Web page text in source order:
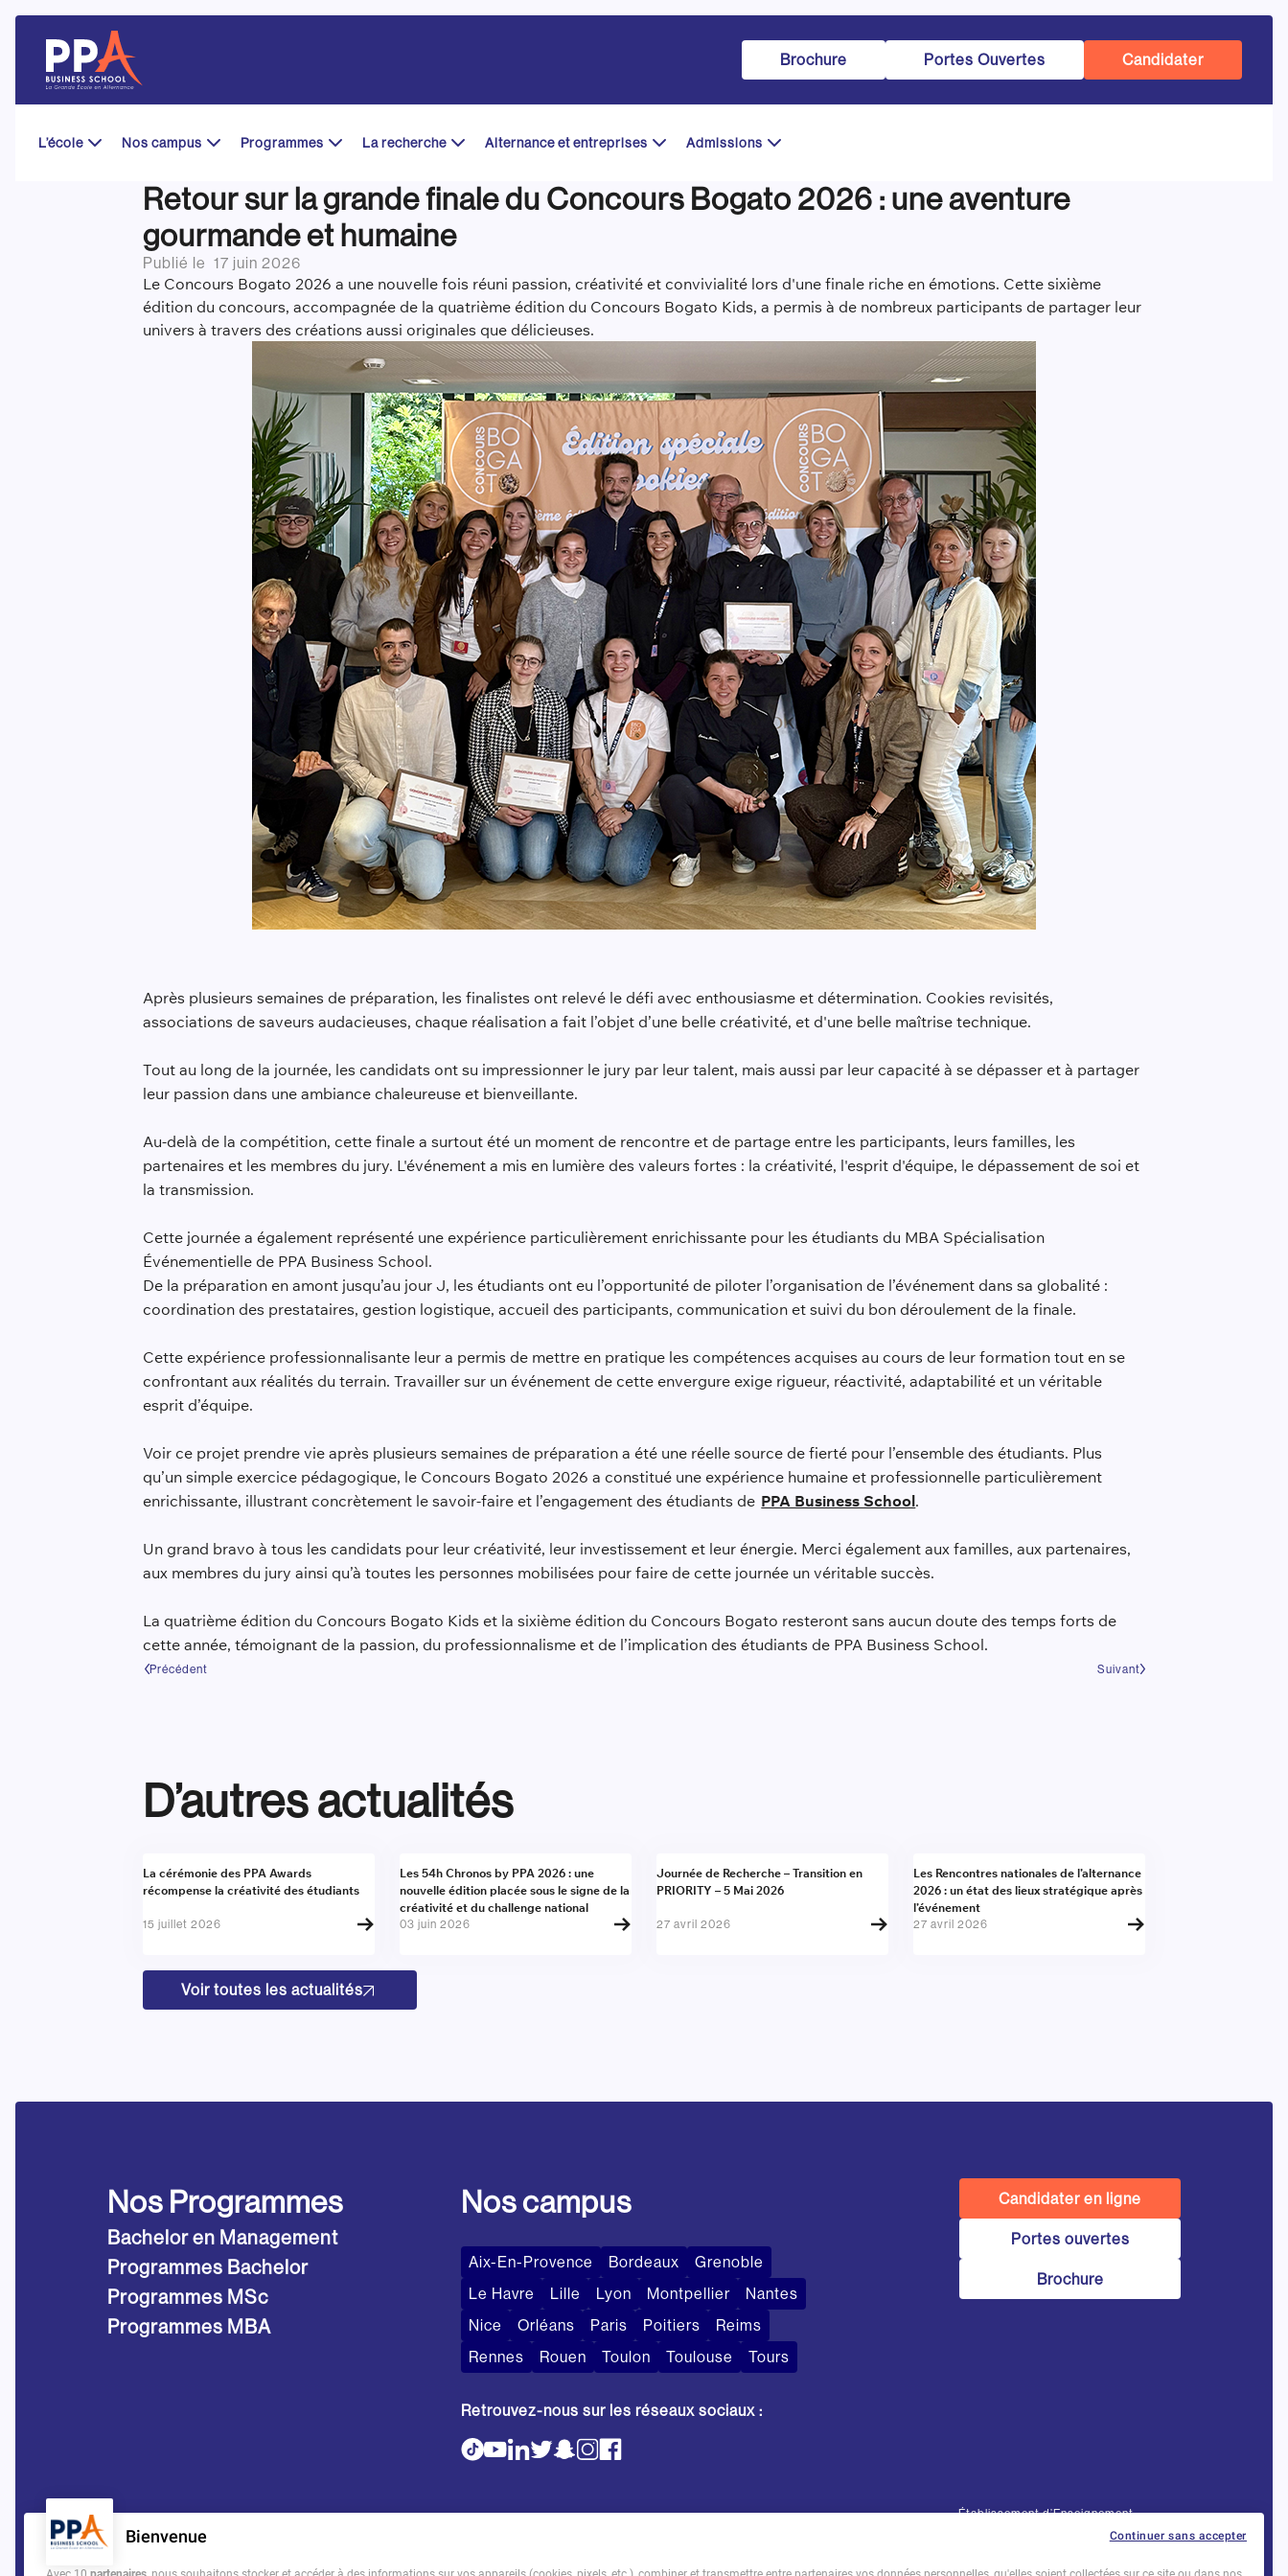
content
Brochure Portes Ouvertes Candidater
L’école Nos campus Programmes La recherche Alternance et entreprises Admissions
Retour sur la grande finale du Concours Bogato 2026 : une aventure
gourmande et humaine
Publié le17 juin 2026
Le Concours Bogato 2026 a une nouvelle fois réuni passion, créativité et convivialité lors d'une finale riche en émotions. Cette sixième
édition du concours, accompagnée de la quatrième édition du Concours Bogato Kids, a permis à de nombreux participants de partager leur
univers à travers des créations aussi originales que délicieuses.
Après plusieurs semaines de préparation, les finalistes ont relevé le défi avec enthousiasme et détermination. Cookies revisités,
associations de saveurs audacieuses, chaque réalisation a fait l’objet d’une belle créativité, et d'une belle maîtrise technique.
Tout au long de la journée, les candidats ont su impressionner le jury par leur talent, mais aussi par leur capacité à se dépasser et à partager
leur passion dans une ambiance chaleureuse et bienveillante.
Au-delà de la compétition, cette finale a surtout été un moment de rencontre et de partage entre les participants, leurs familles, les
partenaires et les membres du jury. L'événement a mis en lumière des valeurs fortes : la créativité, l'esprit d'équipe, le dépassement de soi et
la transmission.
Cette journée a également représenté une expérience particulièrement enrichissante pour les étudiants du MBA Spécialisation
Événementielle de PPA Business School.
De la préparation en amont jusqu’au jour J, les étudiants ont eu l’opportunité de piloter l’organisation de l’événement dans sa globalité :
coordination des prestataires, gestion logistique, accueil des participants, communication et suivi du bon déroulement de la finale.
Cette expérience professionnalisante leur a permis de mettre en pratique les compétences acquises au cours de leur formation tout en se
confrontant aux réalités du terrain. Travailler sur un événement de cette envergure exige rigueur, réactivité, adaptabilité et un véritable
esprit d’équipe.
Voir ce projet prendre vie après plusieurs semaines de préparation a été une réelle source de fierté pour l’ensemble des étudiants. Plus
qu’un simple exercice pédagogique, le Concours Bogato 2026 a constitué une expérience humaine et professionnelle particulièrement
enrichissante, illustrant concrètement le savoir-faire et l’engagement des étudiants de PPA Business School.
Un grand bravo à tous les candidats pour leur créativité, leur investissement et leur énergie. Merci également aux familles, aux partenaires,
aux membres du jury ainsi qu’à toutes les personnes mobilisées pour faire de cette journée un véritable succès.
La quatrième édition du Concours Bogato Kids et la sixième édition du Concours Bogato resteront sans aucun doute des temps forts de
cette année, témoignant de la passion, du professionnalisme et de l’implication des étudiants de PPA Business School.
Précédent Suivant
D’autres actualités
Actualité
La cérémonie des PPA Awards
récompense la créativité des étudiants
15 juillet 2026
Actualité
Les 54h Chronos by PPA 2026 : une
nouvelle édition placée sous le signe de la
créativité et du challenge national
03 juin 2026
Actualité
Journée de Recherche – Transition en
PRIORITY – 5 Mai 2026
27 avril 2026
Presse
Les Rencontres nationales de l’alternance
2026 : un état des lieux stratégique après
l’événement
27 avril 2026
Voir toutes les actualités
Nos Programmes
Bachelor en Management
Programmes Bachelor
Programmes MSc
Programmes MBA
Nos campus
Aix-En-Provence Bordeaux
Grenoble
Le Havre
Lille Lyon Montpellier
Nantes
Nice
Orléans Paris Poitiers
Reims
Rennes
Rouen Toulon Toulouse Tours
Retrouvez-nous sur les réseaux sociaux :
Candidater en ligne
Portes ouvertes
Brochure
Établissement d’Enseignement
Supérieur Technique PrivéContinuer sans accepter
Bienvenue